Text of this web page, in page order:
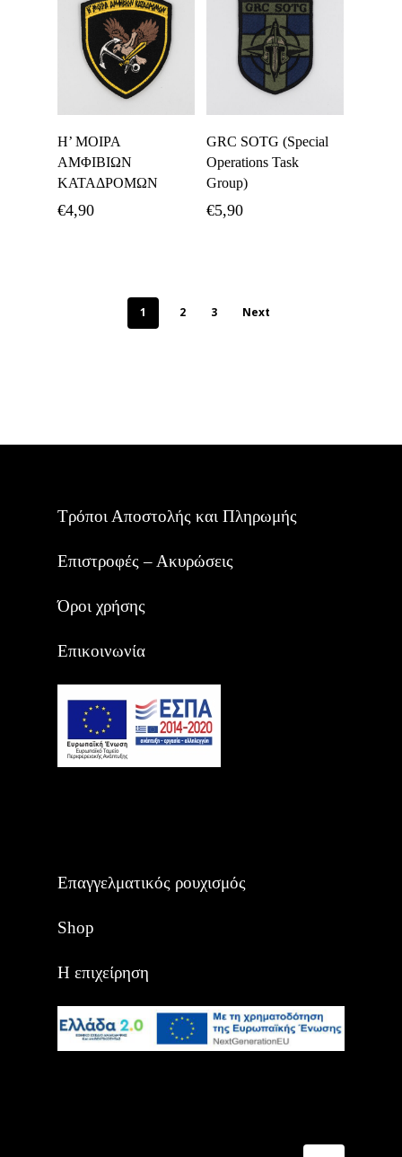
Καλάθι
Η’ ΜΟΙΡΑ
ΑΜΦΙΒΙΩΝ
ΚΑΤΑΔΡΟΜΩΝ
€4,90
Καλάθι
GRC SOTG (Special
Operations Task
Group)
€5,90
1 2 3 Next
Τρόποι Αποστολής και Πληρωμής
Επιστροφές – Ακυρώσεις
Όροι χρήσης
Επικοινωνία
Επαγγελματικός ρουχισμός
Shop
Η επιχείρηση